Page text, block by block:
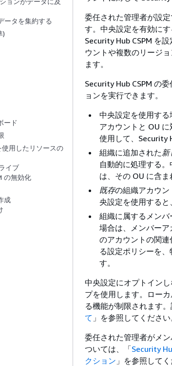
ータを集約する
)
ード
用したリソースの
イブ
の無効化
成
委任された管理者が設定
す。中央設定を有効に
Security Hub CSPM を
ウントや複数のリージ
ます。
Security Hub CSPM の
ョンを実行できます。
中央設定を使用す
アカウントと OU
使用して、Security
組織に追加された新
自動的に処理する
は、その OU に含
既存の組織アカウン
央設定を使用すると
組織に属するメン
場合は、メンバー
のアカウントの関
る設定ポリシーを
す。
中央設定にオプトイン
プを使用します。ロー
る機能が制限されます
て 」を参照してください
委任された管理者がメ
ついては、「Security
クション 」を参照してく